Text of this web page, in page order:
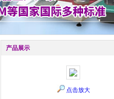
产品展示
点击放大